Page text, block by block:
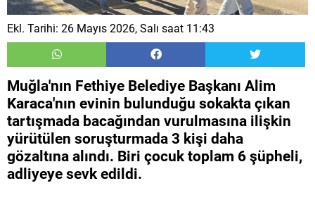
Ekl. Tarihi: 26 Mayıs 2026, Salı saat 11:43
Muğla'nın Fethiye Belediye Başkanı Alim
Karaca'nın evinin bulunduğu sokakta çıkan
tartışmada bacağından vurulmasına ilişkin
yürütülen soruşturmada 3 kişi daha
gözaltına alındı. Biri çocuk toplam 6 şüpheli,
adliyeye sevk edildi.